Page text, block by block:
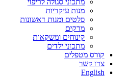
מתכוני סגולה לריפוי
מנות עיקריות
סלטים ומנות ראשונות
מרקים
קינוחים ומשקאות
מתכוני ילדים
קורס מטפלים
צרו קשר
English